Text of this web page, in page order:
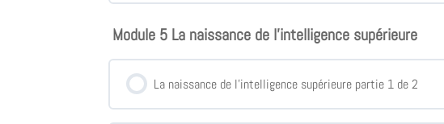
Module 5 La naissance de l'intelligence supérieure
La naissance de l’intelligence supérieure partie 1 de 2